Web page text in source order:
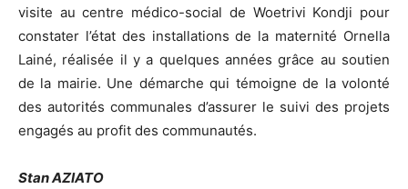
visite au centre médico-social de Woetrivi Kondji pour
constater l’état des installations de la maternité Ornella
Lainé, réalisée il y a quelques années grâce au soutien
de la mairie. Une démarche qui témoigne de la volonté
des autorités communales d’assurer le suivi des projets
engagés au profit des communautés.
Stan AZIATO